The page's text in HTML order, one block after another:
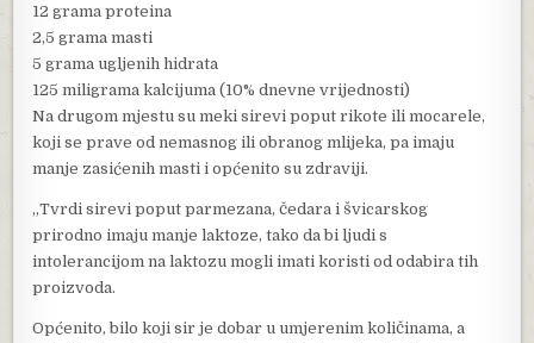
12 grama proteina
2,5 grama masti
5 grama ugljenih hidrata
125 miligrama kalcijuma (10% dnevne vrijednosti)
Na drugom mjestu su meki sirevi poput rikote ili mocarele,
koji se prave od nemasnog ili obranog mlijeka, pa imaju
manje zasićenih masti i općenito su zdraviji.
„Tvrdi sirevi poput parmezana, čedara i švicarskog
prirodno imaju manje laktoze, tako da bi ljudi s
intolerancijom na laktozu mogli imati koristi od odabira tih
proizvoda.
Općenito, bilo koji sir je dobar u umjerenim količinama, a